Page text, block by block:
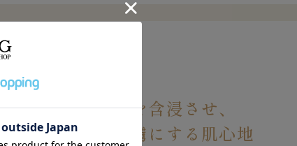
椿オイルを含浸させ、
着た人を虜にする肌心地